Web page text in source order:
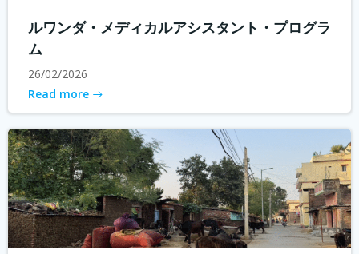
ルワンダ・メディカルアシスタント・プログラ
ム
26/02/2026
Read more